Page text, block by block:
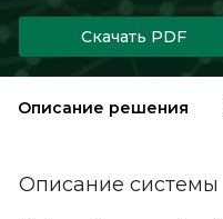
Скачать PDF
Описание решения
Описание системы